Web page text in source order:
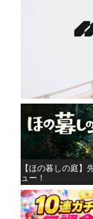
【ほの暮しの庭】
ュー！